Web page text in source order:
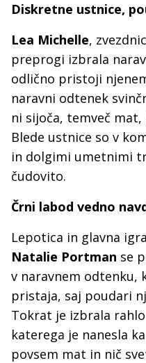
Diskretne ustnice,
Lea Michelle,
preprogi izbrala
odlično pristoji
naravni odtenek
ni sijoča, temveč
Blede ustnice so v
in dolgimi umetnimi
čudovito.
Črni labod vedno
Lepotica in glavna
Natalie Portman se
v naravnem odtenku,
pristaja, saj poudari
Tokrat je izbrala
katerega je nanesla
povsem mat in nič